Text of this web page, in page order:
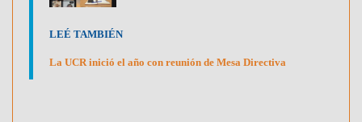
LEÉ TAMBIÉN
La UCR inició el año con reunión de Mesa Directiva